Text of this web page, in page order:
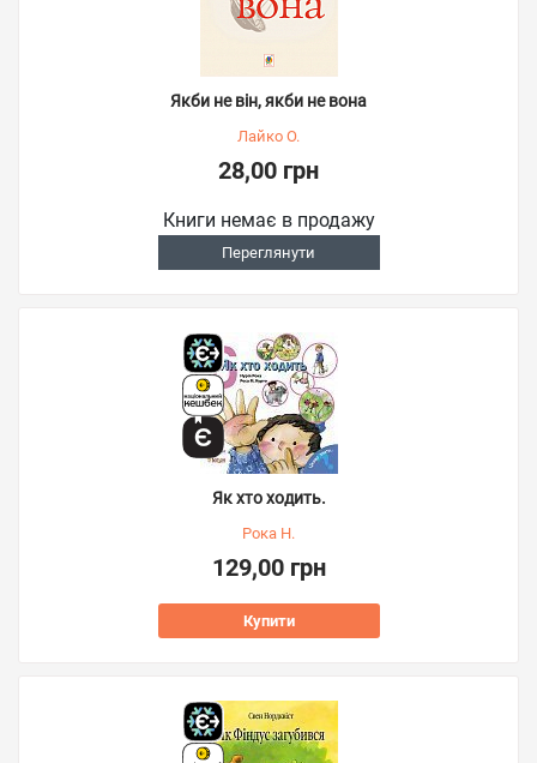
Якби не він, якби не вона
Лайко О.
28,00 грн
Книги немає в продажу
Переглянути
Як хто ходить.
Рока Н.
129,00 грн
Купити